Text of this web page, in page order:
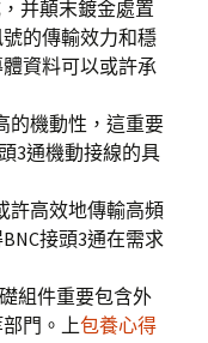
并顛末鍍金處置
的傳輸效力和穩
資料可以或許承
的機動性，這重要
3通機動接線的具
許高效地傳輸高頻
接頭3通在需求
組件重要包含外
門。上包養心得